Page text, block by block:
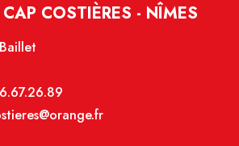
COSTIÈRES - NÎMES